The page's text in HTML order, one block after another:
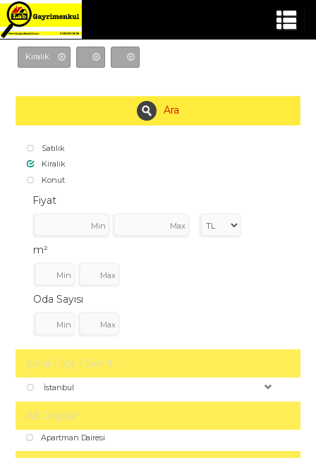
Kiralık
Ara
Satılık
Kiralık
Konut
Fiyat
m²
Oda Sayısı
Şehir / İlçe / Semt
İstanbul
Alt Gruplar
Apartman Dairesi